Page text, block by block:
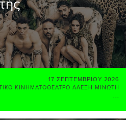
17 ΣΕΠΤΕΜΒΡΊΟΥ 2026
ΚΙΝΗΜΑΤΟΘΈΑΤΡΟ ΑΛΈΞΗ ΜΙΝΩΤΉ